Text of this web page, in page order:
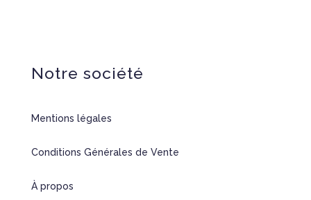
Notre société
Mentions légales
Conditions Générales de Vente
À propos